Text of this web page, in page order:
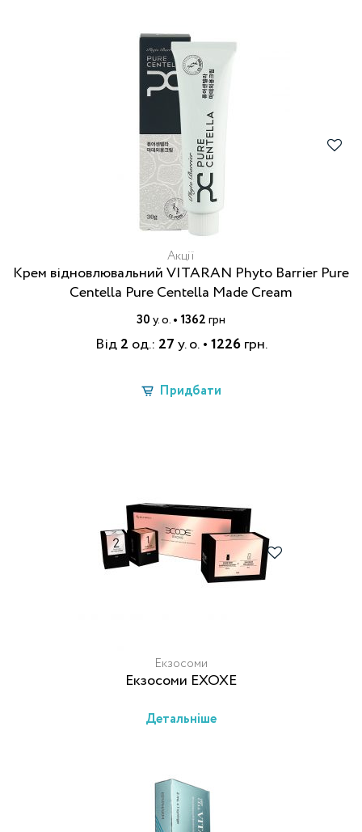
Акції
Крем відновлювальний VITARAN Phyto Barrier Pure
Centella Pure Centella Made Cream
30у. о.• 1362грн
Від2 од.: 27у. о.• 1226грн.
Придбати
Екзосоми
Екзосоми EXOXE
Детальніше